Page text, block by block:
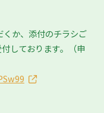
くか、添付のチラシご
しております。（申